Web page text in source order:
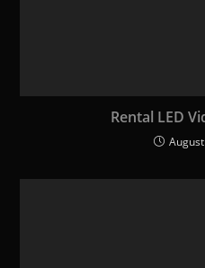
Rental LED